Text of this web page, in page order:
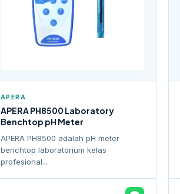
APERA
APERA PH8500 Laboratory
Benchtop pH Meter
APERA PH8500 adalah pH meter
benchtop laboratorium kelas
profesional...